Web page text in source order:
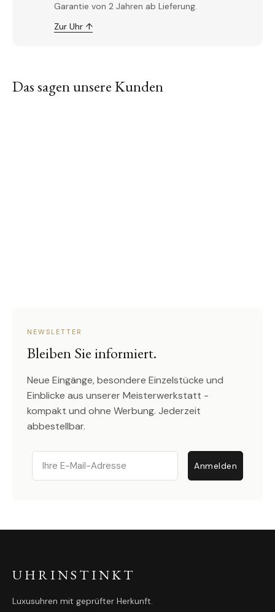
Garantie von 2 Jahren ab Lieferung.
Zur Uhr ↑
Das sagen unsere Kunden
NEWSLETTER
Bleiben Sie informiert.
Neue Eingänge, besondere Einzelstücke und
Einblicke aus unserer Meisterwerkstatt -
kompakt und ohne Werbung. Jederzeit
abbestellbar.
Email
Anmelden
UHRINSTINKT
Luxusuhren mit geprüfter Herkunft.